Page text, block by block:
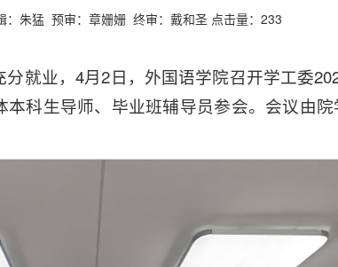
：朱猛 预审：章姗姗 终审：戴和圣 点击量： 233
就业，4月2日，外国语学院召开学工委
科生导师、毕业班辅导员参会。会议由